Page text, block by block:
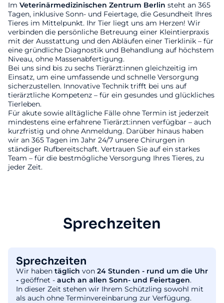
Im Veterinärmedizinischen Zentrum Berlin steht an 365
Tagen, inklusive Sonn- und Feiertage, die Gesundheit Ihres
Tieres im Mittelpunkt. Ihr Tier liegt uns am Herzen! Wir
verbinden die persönliche Betreuung einer Kleintierpraxis
mit der Ausstattung und den Abläufen einer Tierklinik – für
eine gründliche Diagnostik und Behandlung auf höchstem
Niveau, ohne Massenabfertigung.
Bei uns sind bis zu sechs Tierärzt:innen gleichzeitig im
Einsatz, um eine umfassende und schnelle Versorgung
sicherzustellen. Innovative Technik trifft bei uns auf
tierärztliche Kompetenz – für ein gesundes und glückliches
Tierleben.
Für akute sowie alltägliche Fälle ohne Termin ist jederzeit
mindestens eine erfahrene Tierärzt:innen verfügbar – auch
kurzfristig und ohne Anmeldung. Darüber hinaus haben
wir an 365 Tagen im Jahr 24/7 unsere Chirurgen in
ständiger Rufbereitschaft. Vertrauen Sie auf ein starkes
Team – für die bestmögliche Versorgung Ihres Tieres, zu
jeder Zeit.
Sprechzeiten
Sprechzeiten
Wir haben täglich von 24 Stunden - rund um die Uhr
- geöffnet - auch an allen Sonn- und Feiertagen.
In dieser Zeit stehen wir Ihrem Schützling sowohl mit
als auch ohne Terminvereinbarung zur Verfügung.